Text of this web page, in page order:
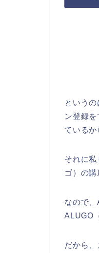
という
ン登録
ているか
それに
ゴ）の
なので
ALUGO
だから